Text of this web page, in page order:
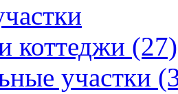
коттеджи (27)
участки